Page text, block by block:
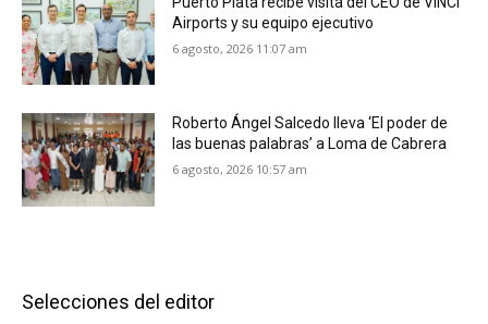
Airports y su equipo ejecutivo
6 agosto, 2026 11:07 am
Roberto Ángel Salcedo lleva ‘El poder de
las buenas palabras’ a Loma de Cabrera
6 agosto, 2026 10:57 am
Selecciones del editor